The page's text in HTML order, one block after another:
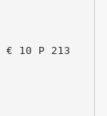
€ 10 P 213